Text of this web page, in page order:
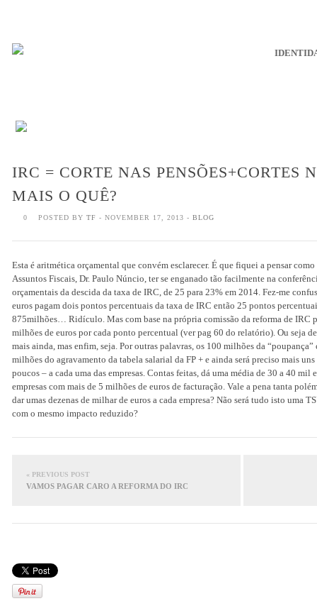
IRC = CORTE NAS PENSÕES+CORTES
MAIS O QUÊ?
0 POSTED BY TF - NOVEMBER 17, 2013 - BLOG
Esta é aritmética orçamental que convém esclarecer. É que fiquei a pensar
Assuntos Fiscais, Dr. Paulo Núncio, ter se enganado tão facilmente na
orçamentais da descida da taxa de IRC, de 25 para 23% em 2014. Fez-me
euros pagam dois pontos percentuais da taxa de IRC então 25 pontos
875milhões… Ridículo. Mas com base na própria comissão da reforma de IRC
milhões de euros por cada ponto percentual (ver pag 60 do relatório). Ou seja
mais ainda, mas enfim, seja. Por outras palavras, os 100 milhões da
milhões do agravamento da tabela salarial da FP + e ainda será preciso mais
poucos – a cada uma das empresas. Contas feitas, dá uma média de 30 a 40 mil
empresas com mais de 5 milhões de euros de facturação. Vale a pena tanta
dar umas dezenas de milhar de euros a cada empresa? Não será tudo isto uma
com o mesmo impacto reduzido?
« PREVIOUS POST
VAMOS PAGAR CARO A REFORMA DO IRC